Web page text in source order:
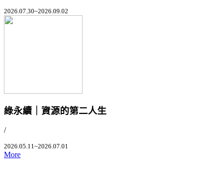
2026.07.30~2026.09.02
綠永續｜資源的第二人生
/
2026.05.11~2026.07.01
More